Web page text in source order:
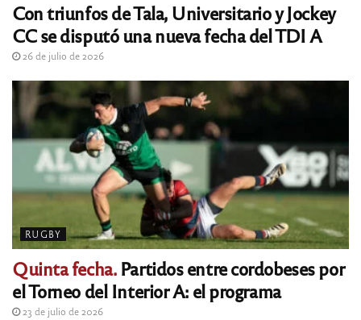
Con triunfos de Tala, Universitario y Jockey
CC se disputó una nueva fecha del TDI A
26 de julio de 2026
RUGBY
Quinta fecha.Partidos entre cordobeses por
el Torneo del Interior A: el programa
23 de julio de 2026